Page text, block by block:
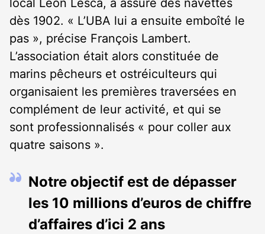
local Léon Lesca, a assuré des navettes
dès 1902. « L’UBA lui a ensuite emboîté le
pas », précise François Lambert.
L’association était alors constituée de
marins pêcheurs et ostréiculteurs qui
organisaient les premières traversées en
complément de leur activité, et qui se
sont professionnalisés « pour coller aux
quatre saisons ».
Notre objectif est de dépasser
les 10 millions d’euros de chiffre
d’affaires d’ici 2 ans